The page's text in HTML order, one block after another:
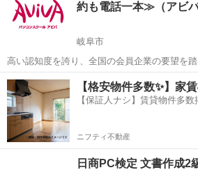
特化した講座です。 ■学習内...
約も電話一本≫（アビ
岐阜市
高い認知度を誇り、全国の会員企業の要望を踏
ているスキル”、つまり実務を強く想定したス
検定 データ活用2級」の取得に向けた学習を行
岐阜 岐阜市 その他
【格安物件多数✨】家
【保証人ナシ】賃貸物件多数
ニフティ不動産
日商PC検定 文書作成